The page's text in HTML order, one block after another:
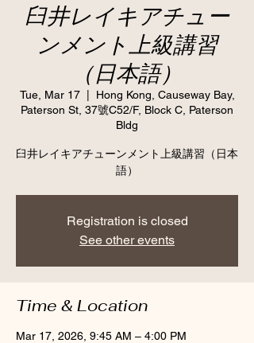
臼井レイキアチュー
ンメント上級講習
（日本語）
Tue, Mar 17
  |
Hong Kong, Causeway Bay,
Paterson St, 37號C52/F, Block C, Paterson
Bldg
臼井レイキアチューンメント上級講習（日本
語）
Registration is closed
See other events
Time & Location
Mar 17, 2026, 9:45 AM – 4:00 PM